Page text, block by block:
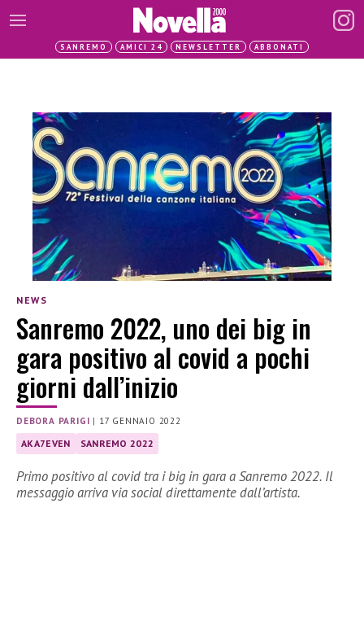
SANREMO AMICI 24 NEWSLETTER ABBONATI
NEWS
Sanremo 2022, uno dei big in
gara positivo al covid a pochi
giorni dall’inizio
DEBORA PARIGI | 17 GENNAIO 2022
AKA7EVEN SANREMO 2022
Primo positivo al covid tra i big in gara a Sanremo 2022. Il
messaggio arriva via social direttamente dall’artista.